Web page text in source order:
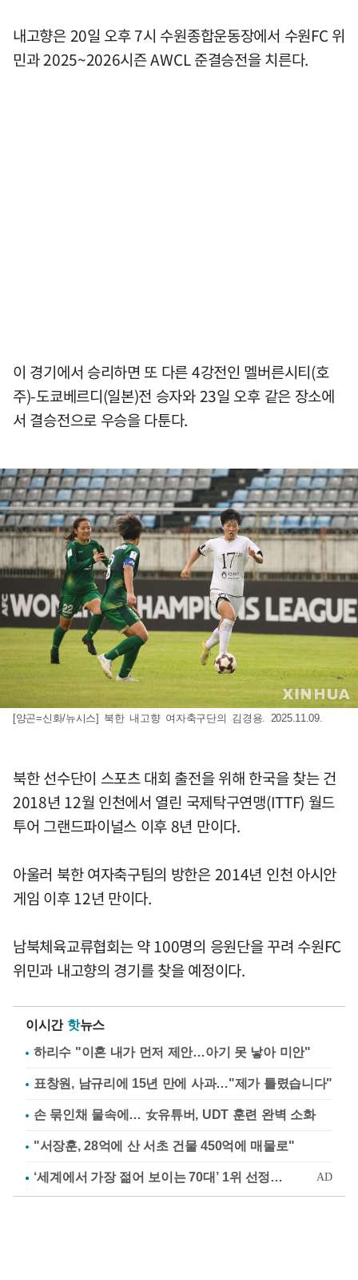
내고향은 20일 오후 7시 수원종합운동장에서 수원FC 위
민과 2025~2026시즌 AWCL 준결승전을 치른다.
이 경기에서 승리하면 또 다른 4강전인 멜버른시티(호
주)-도쿄베르디(일본)전 승자와 23일 오후 같은 장소에
서 결승전으로 우승을 다툰다.
[양곤=신화/뉴시스] 북한 내고향 여자축구단의 김경용. 2025.11.09.
북한 선수단이 스포츠 대회 출전을 위해 한국을 찾는 건
2018년 12월 인천에서 열린 국제탁구연맹(ITTF) 월드
투어 그랜드파이널스 이후 8년 만이다.
아울러 북한 여자축구팀의 방한은 2014년 인천 아시안
게임 이후 12년 만이다.
남북체육교류협회는 약 100명의 응원단을 꾸려 수원FC
위민과 내고향의 경기를 찾을 예정이다.
이시간 핫뉴스
하리수 "이혼 내가 먼저 제안…아기 못 낳아 미안"
표창원, 남규리에 15년 만에 사과…"제가 틀렸습니다"
손 묶인채 물속에… 女유튜버, UDT 훈련 완벽 소화
"서장훈, 28억에 산 서초 건물 450억에 매물로"